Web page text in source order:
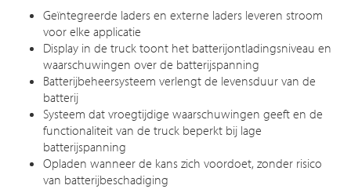
Geïntegreerde laders en externe laders leveren stroom
voor elke applicatie
Display in de truck toont het batterijontladingsniveau en
waarschuwingen over de batterijspanning
Batterijbeheersysteem verlengt de levensduur van de
batterij
Systeem dat vroegtijdige waarschuwingen geeft en de
functionaliteit van de truck beperkt bij lage
batterijspanning
Opladen wanneer de kans zich voordoet, zonder risico
van batterijbeschadiging